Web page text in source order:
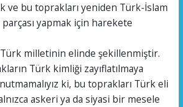
ve bu toprakları yeniden Türk-İslam
yapmak için harekete
milletinin elinde şekillenmiştir.
Türk kimliği zayıflatılmaya
ki, bu toprakları Türk eli
askeri ya da siyasi bir mesele